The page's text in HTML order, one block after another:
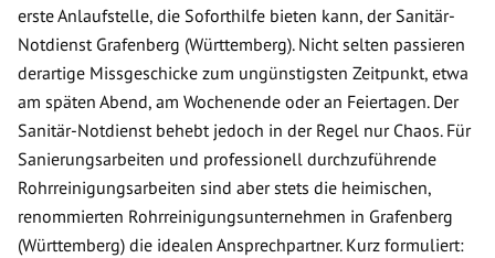
erste Anlaufstelle, die Soforthilfe bieten kann, der Sanitär-
Notdienst Grafenberg (Württemberg). Nicht selten passieren
derartige Missgeschicke zum ungünstigsten Zeitpunkt, etwa
am späten Abend, am Wochenende oder an Feiertagen. Der
Sanitär-Notdienst behebt jedoch in der Regel nur Chaos. Für
Sanierungsarbeiten und professionell durchzuführende
Rohrreinigungsarbeiten sind aber stets die heimischen,
renommierten Rohrreinigungsunternehmen in Grafenberg
(Württemberg) die idealen Ansprechpartner. Kurz formuliert: